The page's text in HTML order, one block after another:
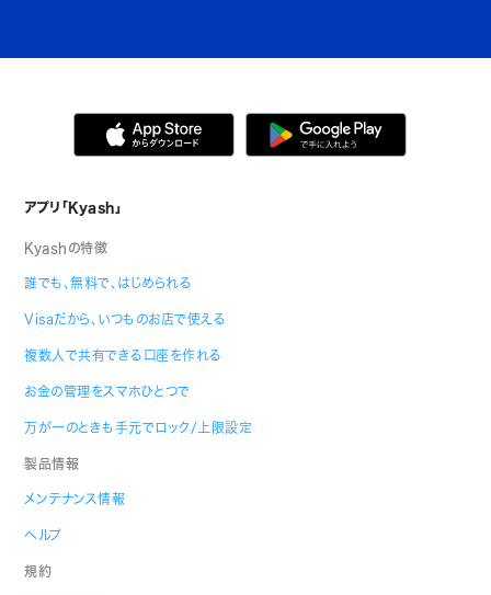
アプリ「Kyash」
Kyashの特徴
誰でも、無料で、はじめられる
Visaだから、いつものお店で使える
複数人で共有できる口座を作れる
お金の管理をスマホひとつで
万が一のときも手元でロック/上限設定
製品情報
メンテナンス情報
ヘルプ
規約